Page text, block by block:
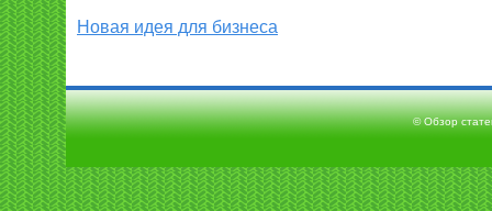
Новая идея для бизнеса
© Обзор